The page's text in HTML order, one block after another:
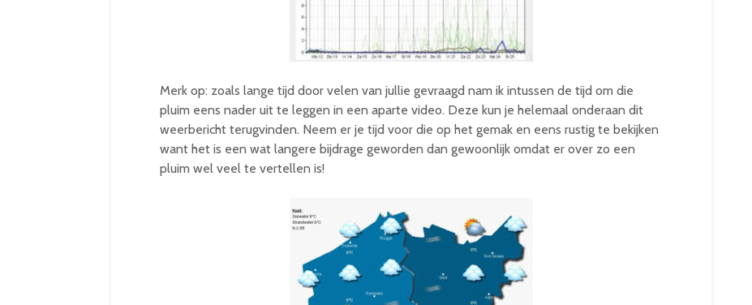
Merk op: zoals lange tijd door velen van jullie gevraagd nam ik intussen de tijd om die
pluim eens nader uit te leggen in een aparte video. Deze kun je helemaal onderaan dit
weerbericht terugvinden. Neem er je tijd voor die op het gemak en eens rustig te bekijken
want het is een wat langere bijdrage geworden dan gewoonlijk omdat er over zo een
pluim wel veel te vertellen is!